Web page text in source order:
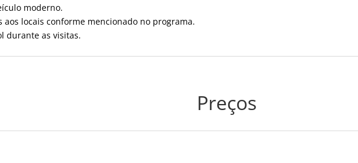
moderno.
aos locais conforme mencionado no programa.
durante as visitas.
Preços